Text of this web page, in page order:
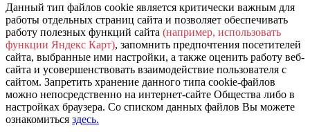
Данный тип файлов cookie является критически важным для
работы отдельных страниц сайта и позволяет обеспечивать
работу полезных функций сайта (например, использовать
функции Яндекс Карт), запомнить предпочтения посетителей
сайта, выбранные ими настройки, а также оценить работу веб-
сайта и усовершенствовать взаимодействие пользователя с
сайтом. Запретить хранение данного типа cookie-файлов
можно непосредственно на интернет-сайте Общества либо в
настройках браузера. Со списком данных файлов Вы можете
ознакомиться здесь.